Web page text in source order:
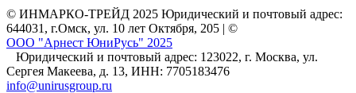
© ИНМАРКО-ТРЕЙД 2025 Юридический и почтовый адрес:
644031, г.Омск, ул. 10 лет Октября, 205 | ©
ООО "Арнест ЮниРусь" 2025
Юридический и почтовый адрес: 123022, г. Москва, ул.
Сергея Макеева, д. 13, ИНН: 7705183476
info@unirusgroup.ru